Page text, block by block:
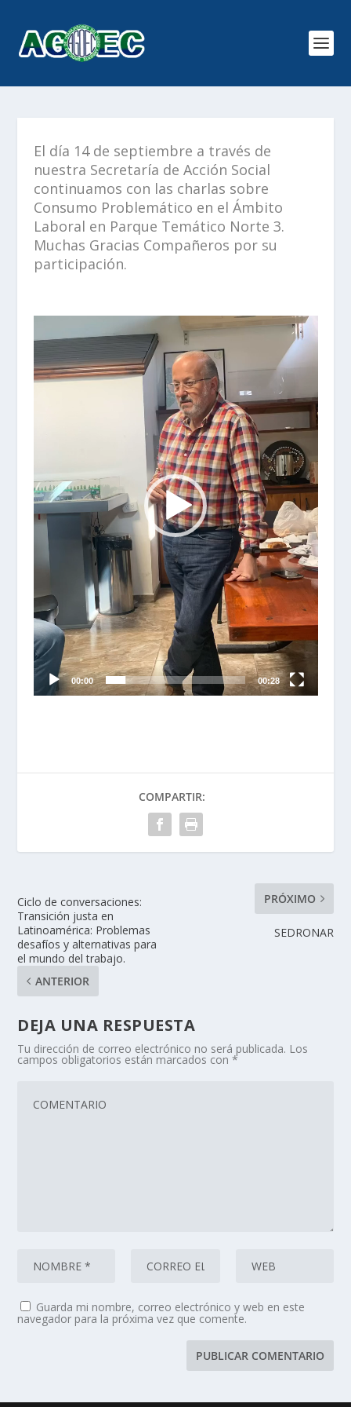
El día 14 de septiembre a través de
nuestra Secretaría de Acción Social
continuamos con las charlas sobre
Consumo Problemático en el Ámbito
Laboral en Parque Temático Norte 3.
Muchas Gracias Compañeros por su
participación.
Reproductor
de
vídeo
00:00 00:28
COMPARTIR:
Ciclo de conversaciones:
Transición justa en
Latinoamérica: Problemas
desafíos y alternativas para
el mundo del trabajo.
ANTERIOR
PRÓXIMO
SEDRONAR
DEJA UNA RESPUESTA
Tu dirección de correo electrónico no será publicada. Los
campos obligatorios están marcados con*
Guarda mi nombre, correo electrónico y web en este
navegador para la próxima vez que comente.